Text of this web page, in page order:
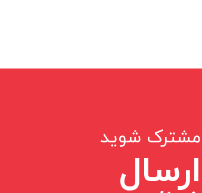
مشترک شوید
ارسال